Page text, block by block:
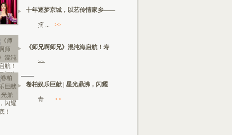
十年逐梦京城，以艺传情家乡——
摘 ... >>
《师兄啊师兄》混沌海启航！寿
>>
卷柏娱乐巨献 | 星光鼎沸，闪耀
青 ... >>